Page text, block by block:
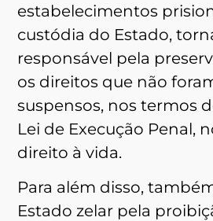
estabelecimentos
custódia do Estado,
responsável pela
os direitos que não
suspensos, nos termos
Lei de Execução Penal,
direito à vida.
Para além disso,
Estado zelar pela